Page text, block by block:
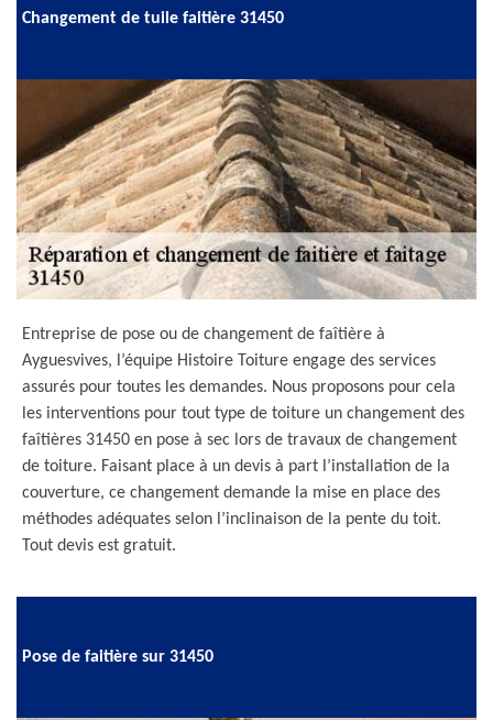
Changement de tuile faitière 31450
Entreprise de pose ou de changement de faîtière à
Ayguesvives, l’équipe Histoire Toiture engage des services
assurés pour toutes les demandes. Nous proposons pour cela
les interventions pour tout type de toiture un changement des
faîtières 31450 en pose à sec lors de travaux de changement
de toiture. Faisant place à un devis à part l’installation de la
couverture, ce changement demande la mise en place des
méthodes adéquates selon l’inclinaison de la pente du toit.
Tout devis est gratuit.
Pose de faitière sur 31450